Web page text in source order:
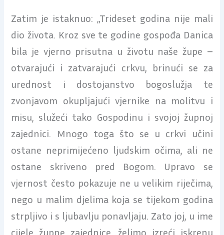
Zatim je istaknuo: „Trideset godina nije mali
dio života. Kroz sve te godine gospođa Danica
bila je vjerno prisutna u životu naše župe –
otvarajući i zatvarajući crkvu, brinući se za
urednost i dostojanstvo bogoslužja te
zvonjavom okupljajući vjernike na molitvu i
misu, služeći tako Gospodinu i svojoj župnoj
zajednici. Mnogo toga što se u crkvi učini
ostane neprimijećeno ljudskim očima, ali ne
ostane skriveno pred Bogom. Upravo se
vjernost često pokazuje ne u velikim riječima,
nego u malim djelima koja se tijekom godina
strpljivo i s ljubavlju ponavljaju. Zato joj, u ime
cijele župne zajednice, želimo izreći iskrenu